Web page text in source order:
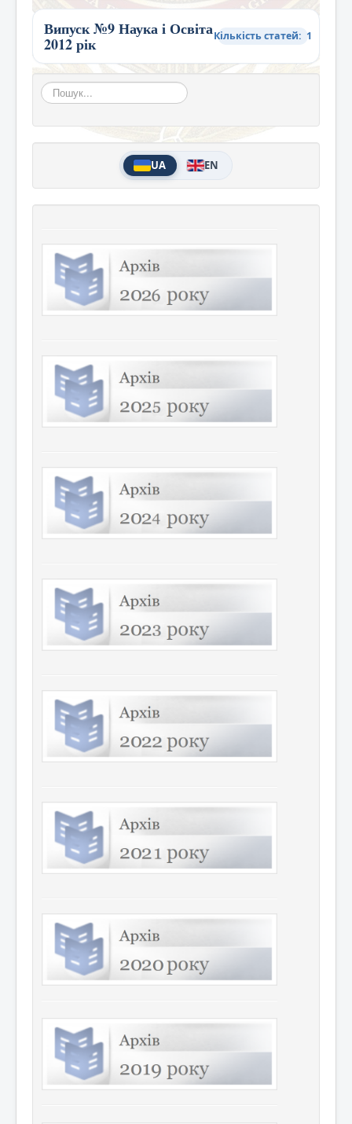
Випуск №9 Наука і Освіта
2012 рік Кількість статей: 1
Пошук...
UA EN